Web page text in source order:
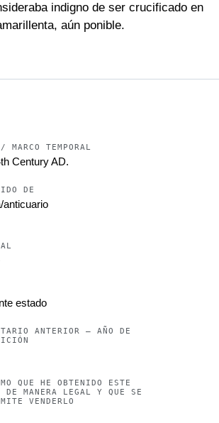
indigno de ser crucificado en
aún ponible.
MARCO TEMPORAL
Century AD.
DE
anticuario
estado
ANTERIOR – AÑO DE
QUE HE OBTENIDO ESTE
DE MANERA LEGAL Y QUE SE
VENDERLO